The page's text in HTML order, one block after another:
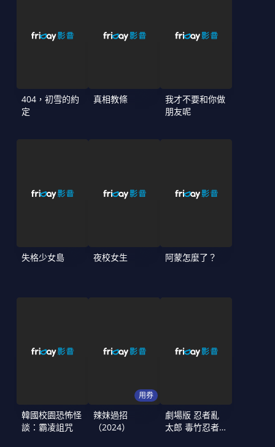
404，初雪的約
定
真相教條
我才不要和你做
朋友呢
失格少女島 夜校女生 阿蒙怎麼了？
韓國校園恐怖怪
談：霸凌詛咒
用券
辣妹過招
（2024）
劇場版 忍者亂
太郎 毒竹忍者